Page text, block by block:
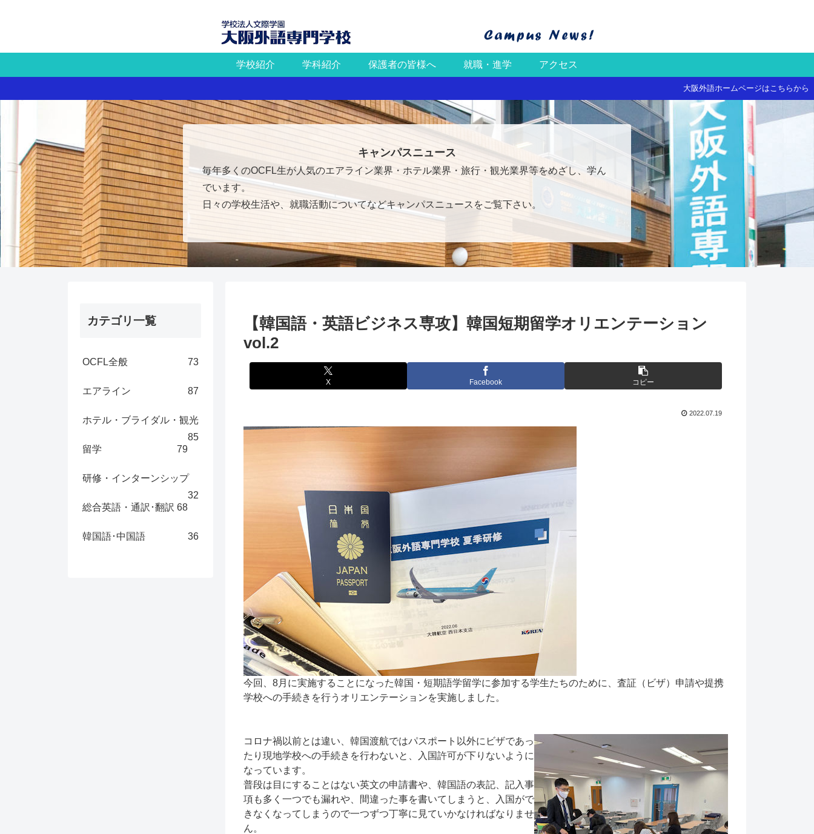
学校紹介 学科紹介 保護者の皆様へ 就職・進学 アクセス
大阪外語ホームページはこちらから
キャンパスニュース
毎年多くのOCFL生が人気のエアライン業界・ホテル業界・旅行・観光業界等をめざし、学ん
でいます。
日々の学校生活や、就職活動についてなどキャンパスニュースをご覧下さい。
【韓国語・英語ビジネス専攻】韓国短期留学オリエンテーション
vol.2
X Facebook コピー
2022.07.19
今回、8月に実施することになった韓国・短期語学留学に参加する学生たちのために、査証（ビザ）申請や提携
学校への手続きを行うオリエンテーションを実施しました。
コロナ禍以前とは違い、韓国渡航ではパスポート以外にビザであっ
たり現地学校への手続きを行わないと、入国許可が下りないように
なっています。
普段は目にすることはない英文の申請書や、韓国語の表記、記入事
項も多く一つでも漏れや、間違った事を書いてしまうと、入国がで
きなくなってしまうので一つずつ丁寧に見ていかなければなりませ
ん。
カテゴリ一覧
OCFL全般 73
エアライン 87
ホテル・ブライダル・観光
85
留学
79
研修・インターンシップ
32
総合英語・通訳･翻訳 68
韓国語･中国語 36